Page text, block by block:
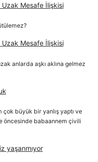
Uzak Mesafe İlişkisi
Uzak Mesafe İlişkisi
anlarda aşkı aklına gelmez
büyük bir yanlış yaptı ve
öncesinde babaannem çivili
yaşanmıyor